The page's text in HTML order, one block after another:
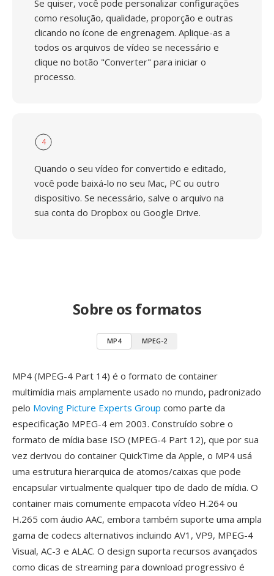
Se quiser, você pode personalizar configurações
como resolução, qualidade, proporção e outras
clicando no ícone de engrenagem. Aplique-as a
todos os arquivos de vídeo se necessário e
clique no botão "Converter" para iniciar o
processo.
4
Quando o seu vídeo for convertido e editado,
você pode baixá-lo no seu Mac, PC ou outro
dispositivo. Se necessário, salve o arquivo na
sua conta do Dropbox ou Google Drive.
Sobre os formatos
MP4 MPEG-2
MP4 (MPEG-4 Part 14) é o formato de container
multimídia mais amplamente usado no mundo, padronizado
pelo Moving Picture Experts Group como parte da
especificação MPEG-4 em 2003. Construído sobre o
formato de mídia base ISO (MPEG-4 Part 12), que por sua
vez derivou do container QuickTime da Apple, o MP4 usá
uma estrutura hierarquica de atomos/caixas que pode
encapsular virtualmente qualquer tipo de dado de mídia. O
container mais comumente empacota vídeo H.264 ou
H.265 com áudio AAC, embora também suporte uma ampla
gama de codecs alternativos incluindo AV1, VP9, MPEG-4
Visual, AC-3 e ALAC. O design suporta recursos avançados
como dicas de streaming para download progressivo é